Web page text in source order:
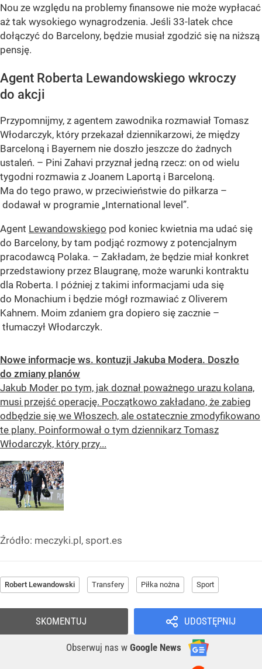
Nou ze względu na problemy finansowe nie może wypłacać
aż tak wysokiego wynagrodzenia. Jeśli 33-latek chce
dołączyć do Barcelony, będzie musiał zgodzić się na niższą
pensję.
Agent Roberta Lewandowskiego wkroczy
do akcji
Przypomnijmy, z agentem zawodnika rozmawiał Tomasz
Włodarczyk, który przekazał dziennikarzowi, że między
Barceloną i Bayernem nie doszło jeszcze do żadnych
ustaleń. – Pini Zahavi przyznał jedną rzecz: on od wielu
tygodni rozmawia z Joanem Laportą i Barceloną.
Ma do tego prawo, w przeciwieństwie do piłkarza –
dodawał w programie „International level”.
Agent Lewandowskiego pod koniec kwietnia ma udać się
do Barcelony, by tam podjąć rozmowy z potencjalnym
pracodawcą Polaka. – Zakładam, że będzie miał konkret
przedstawiony przez Blaugranę, może warunki kontraktu
dla Roberta. I później z takimi informacjami uda się
do Monachium i będzie mógł rozmawiać z Oliverem
Kahnem. Moim zdaniem gra dopiero się zacznie –
tłumaczył Włodarczyk.
Nowe informacje ws. kontuzji Jakuba Modera. Doszło
do zmiany planów
Jakub Moder po tym, jak doznał poważnego urazu kolana,
musi przejść operację. Początkowo zakładano, że zabieg
odbędzie się we Włoszech, ale ostatecznie zmodyfikowano
te plany. Poinformował o tym dziennikarz Tomasz
Włodarczyk, który przy...
Źródło: meczyki.pl, sport.es
Robert Lewandowski Transfery Piłka nożna Sport
UDOSTĘPNIJ
Obserwuj nas w Google News
SKOMENTUJ